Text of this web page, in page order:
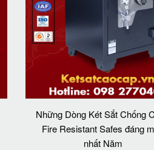
Những Dòng Két Sắt Chống
Fire Resistant Safes đáng
nhất Năm